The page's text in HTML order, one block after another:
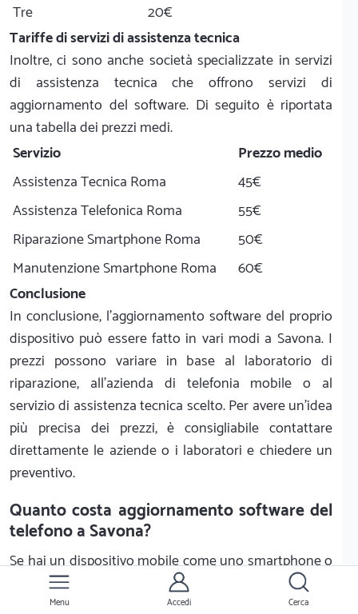
Tre
20€
Tariffe di servizi di assistenza tecnica
Inoltre, ci sono anche società specializzate in servizi
di assistenza tecnica che offrono servizi di
aggiornamento del software. Di seguito è riportata
una tabella dei prezzi medi.
Servizio
Prezzo medio
Assistenza Tecnica Roma
45€
Assistenza Telefonica Roma
55€
Riparazione Smartphone Roma
50€
Manutenzione Smartphone Roma
60€
Conclusione
In conclusione, l'aggiornamento software del proprio
dispositivo può essere fatto in vari modi a Savona. I
prezzi possono variare in base al laboratorio di
riparazione, all'azienda di telefonia mobile o al
servizio di assistenza tecnica scelto. Per avere un'idea
più precisa dei prezzi, è consigliabile contattare
direttamente le aziende o i laboratori e chiedere un
preventivo.
Quanto costa aggiornamento software del
telefono a Savona?
Se hai un dispositivo mobile come uno smartphone o
un tablet, devi assicurarti di aggiornare il software
regolarmente per mantenere le prestazioni e la
Menu Accedi Cerca